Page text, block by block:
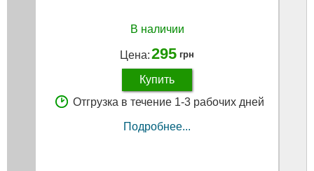
В наличии
Цена:295 грн
Купить
Отгрузка в течение 1-3 рабочих дней
Подробнее...